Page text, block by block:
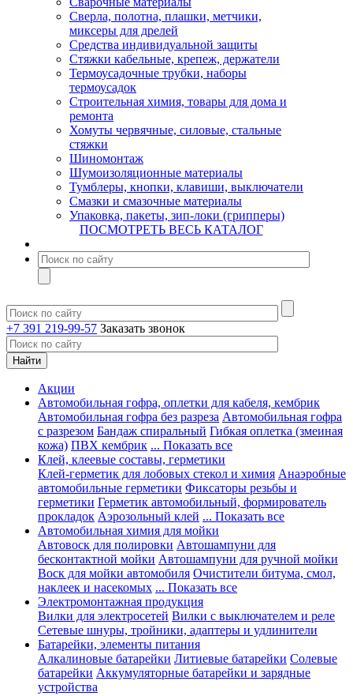
Сверла, полотна, плашки, метчики,
миксеры для дрелей
Средства индивидуальной защиты
Стяжки кабельные, крепеж, держатели
Термоусадочные трубки, наборы
термоусадок
Строительная химия, товары для дома и
ремонта
Хомуты червячные, силовые, стальные
стяжки
Шиномонтаж
Шумоизоляционные материалы
Тумблеры, кнопки, клавиши, выключатели
Смазки и смазочные материалы
Упаковка, пакеты, зип-локи (грипперы)
ПОСМОТРЕТЬ ВЕСЬ КАТАЛОГ
+7 391 219-99-57 Заказать звонок
Акции
Автомобильная гофра, оплетки для кабеля, кембрик
Автомобильная гофра без разреза Автомобильная гофра
с разрезом Бандаж спиральный Гибкая оплетка (змеиная
кожа) ПВХ кембрик ... Показать все
Клей, клеевые составы, герметики
Клей-герметик для лобовых стекол и химия Анаэробные
автомобильные герметики Фиксаторы резьбы и
герметики Герметик автомобильный, формирователь
прокладок Аэрозольный клей ... Показать все
Автомобильная химия для мойки
Автовоск для полировки Автошампуни для
бесконтактной мойки Автошампуни для ручной мойки
Воск для мойки автомобиля Очистители битума, смол,
наклеек и насекомых ... Показать все
Электромонтажная продукция
Вилки для электросетей Вилки с выключателем и реле
Сетевые шнуры, тройники, адаптеры и удлинители
Батарейки, элементы питания
Алкалиновые батарейки Литиевые батарейки Солевые
батарейки Аккумуляторные батарейки и зарядные
устройства